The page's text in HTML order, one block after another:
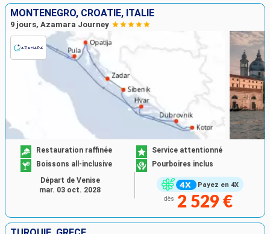
MONTÉNÉGRO, CROATIE, ITALIE
9 jours, Azamara Journey
Payez en 4X
Restauration raffinée
Service attentionné
Boissons all-inclusive
Pourboires inclus
dès 2 529 €
Départ de Venise
mar. 03 oct. 2028